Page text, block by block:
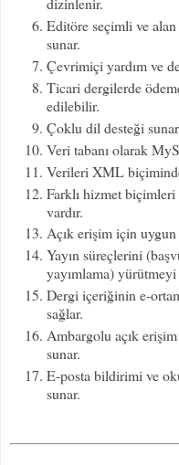
Editöre seçimli ve
sunar.
Çevrimiçi yardım ve
Ticari dergilerde
edilebilir.
Çoklu dil desteği
Veri tabanı olarak
Verileri XML
Farklı hizmet
vardır.
Açık erişim için
Yayın süreçlerini
yayımlama) yürütmeyi
Dergi içeriğinin e-
sağlar.
Ambargolu açık
sunar.
E-posta bildirimi ve
sunar.